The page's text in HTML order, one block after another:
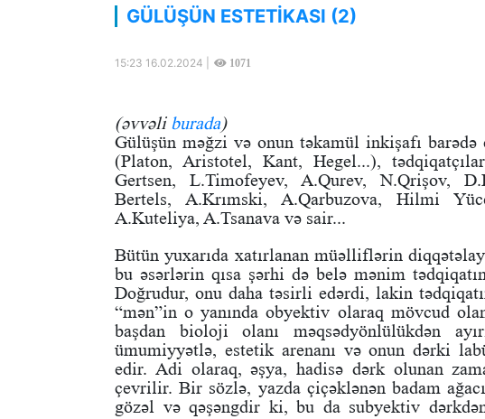
GÜLÜŞÜN ESTETİKASI (2)
15:23 16.02.2024 | 1071
(əvvəli burada)
Gülüşün məğzi və onun təkamül inkişafı
(Platon, Aristotel, Kant, Hegel...),
Gertsen, L.Timofeyev, A.Qurev, N.Qrişov,
Bertels, A.Krımski, A.Qarbuzova, Hilmi
A.Kuteliya, A.Tsanava və sair...
Bütün yuxarıda xatırlanan müəlliflərin
bu əsərlərin qısa şərhi də belə mənim
Doğrudur, onu daha təsirli edərdi, lakin
“mən”in o yanında obyektiv olaraq mövcud
başdan bioloji olanı məqsədyönlülükdən
ümumiyyətlə, estetik arenanı və onun dərki
edir. Adi olaraq, əşya, hadisə dərk olunan
çevrilir. Bir sözlə, yazda çiçəklənən badam
gözəl və qəşəngdir ki, bu da subyektiv